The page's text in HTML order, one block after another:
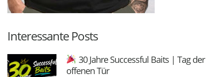
Interessante Posts
30 Jahre Successful Baits | Tag der
offenen Tür